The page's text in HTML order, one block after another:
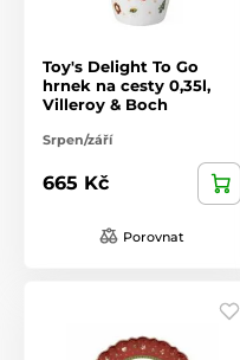
Toy's Delight To Go
hrnek na cesty 0,35l,
Villeroy & Boch
Srpen/září
665 Kč
Porovnat